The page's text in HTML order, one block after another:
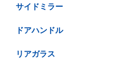
サイドミラー
ドアハンドル
リアガラス